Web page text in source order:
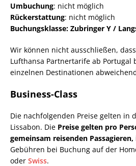
Umbuchung: nicht möglich
Rückerstattung: nicht möglich
Buchungsklasse: Zubringer Y /
Wir können nicht ausschließen,
Lufthansa Partnertarife ab Portugal
einzelnen Destinationen
Business-Class
Die nachfolgenden Preise gelten in
Lissabon. Die Preise gelten pro
gemeinsam reisenden Passagieren,
Gebühren bei Buchung auf der
oder Swiss.